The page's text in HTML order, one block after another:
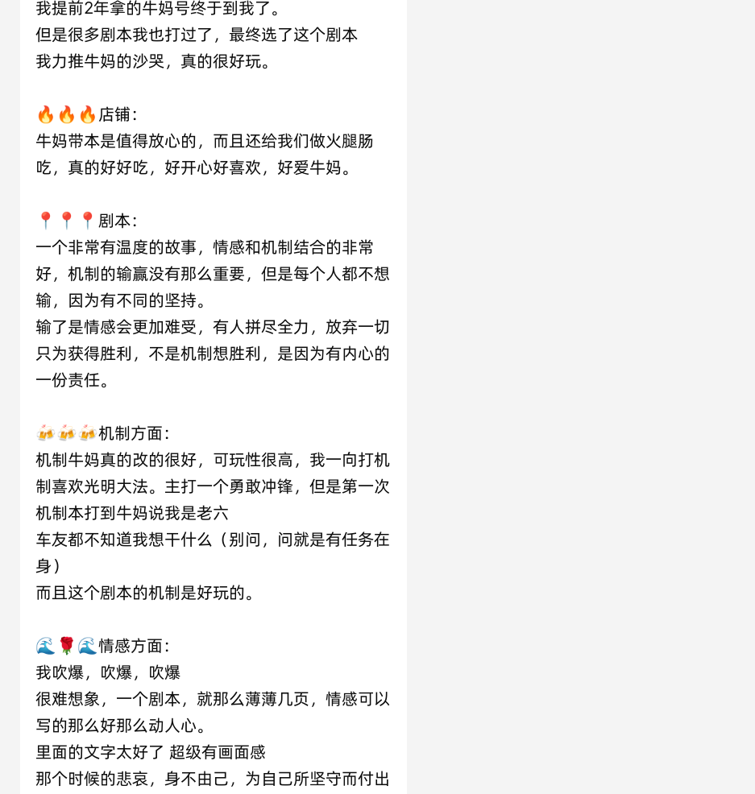
我提前2年拿的牛妈号终于到我了。
但是很多剧本我也打过了，最终选了这个剧本
我力推牛妈的沙哭，真的很好玩。
🔥🔥🔥店铺：
牛妈带本是值得放心的，而且还给我们做火腿肠
吃，真的好好吃，好开心好喜欢，好爱牛妈。
📍📍📍剧本：
一个非常有温度的故事，情感和机制结合的非常
好，机制的输赢没有那么重要，但是每个人都不想
输，因为有不同的坚持。
输了是情感会更加难受，有人拼尽全力，放弃一切
只为获得胜利，不是机制想胜利，是因为有内心的
一份责任。
🍻🍻🍻机制方面：
机制牛妈真的改的很好，可玩性很高，我一向打机
制喜欢光明大法。主打一个勇敢冲锋，但是第一次
机制本打到牛妈说我是老六
车友都不知道我想干什么（别问，问就是有任务在
身）
而且这个剧本的机制是好玩的。
🌊🌹🌊情感方面：
我吹爆，吹爆，吹爆
很难想象，一个剧本，就那么薄薄几页，情感可以
写的那么好那么动人心。
里面的文字太好了 超级有画面感
那个时候的悲哀，身不由己，为自己所坚守而付出